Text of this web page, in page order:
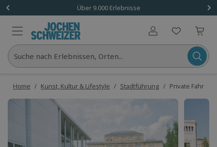
Über 9.000 Erlebnisse
Benutzerkonto
Suche nach Erlebnissen, Orten...
Home / Kunst, Kultur & Lifestyle / Stadtführung / Private